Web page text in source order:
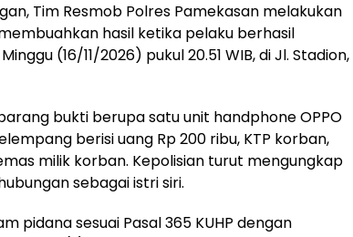
Tim Resmob Polres Pamekasan melakukan
hasil ketika pelaku berhasil
(16/11/2026) pukul 20.51 WIB, di Jl. Stadion,
bukti berupa satu unit handphone OPPO
berisi uang Rp 200 ribu, KTP korban,
milik korban. Kepolisian turut mengungkap
sebagai istri siri.
pidana sesuai Pasal 365 KUHP dengan